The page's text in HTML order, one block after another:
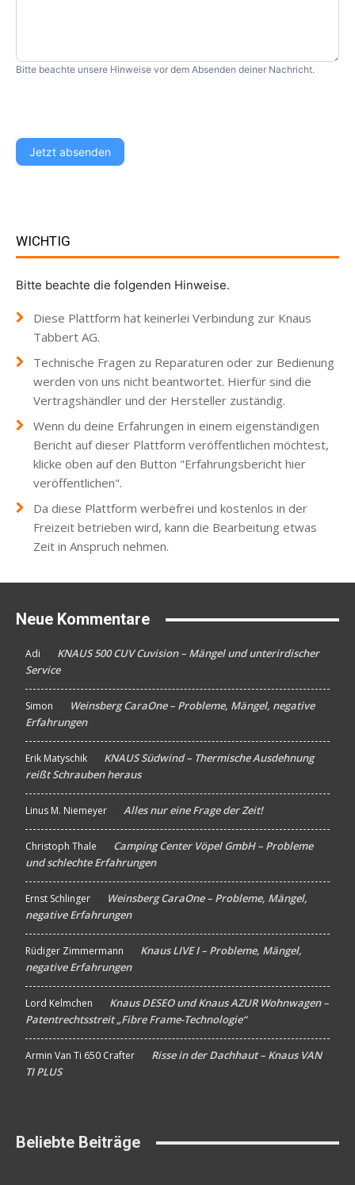
Bitte beachte unsere Hinweise vor dem Absenden deiner Nachricht.
Jetzt absenden
WICHTIG
Bitte beachte die folgenden Hinweise.
Diese Plattform hat keinerlei Verbindung zur Knaus
Tabbert AG.
Technische Fragen zu Reparaturen oder zur Bedienung
werden von uns nicht beantwortet. Hierfür sind die
Vertragshändler und der Hersteller zuständig.
Wenn du deine Erfahrungen in einem eigenständigen
Bericht auf dieser Plattform veröffentlichen möchtest,
klicke oben auf den Button "Erfahrungsbericht hier
veröffentlichen".
Da diese Plattform werbefrei und kostenlos in der
Freizeit betrieben wird, kann die Bearbeitung etwas
Zeit in Anspruch nehmen.
Neue Kommentare
Adi
KNAUS 500 CUV Cuvision – Mängel und unterirdischer
Service
Simon
Weinsberg CaraOne – Probleme, Mängel, negative
Erfahrungen
Erik Matyschik
KNAUS Südwind – Thermische Ausdehnung
reißt Schrauben heraus
Linus M. Niemeyer Alles nur eine Frage der Zeit!
Christoph Thale
Camping Center Vöpel GmbH – Probleme
und schlechte Erfahrungen
Ernst Schlinger
Weinsberg CaraOne – Probleme, Mängel,
negative Erfahrungen
Rüdiger Zimmermann
Knaus LIVE I – Probleme, Mängel,
negative Erfahrungen
Lord Kelmchen
Knaus DESEO und Knaus AZUR Wohnwagen –
Patentrechtsstreit „Fibre Frame-Technologie“
Armin Van Ti 650 Crafter
Risse in der Dachhaut – Knaus VAN
TI PLUS
Beliebte Beiträge